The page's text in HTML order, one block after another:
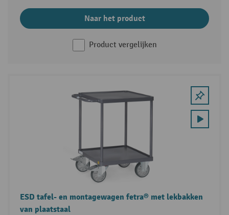
Naar het product
Product vergelijken
ESD tafel- en montagewagen fetra® met lekbakken
van plaatstaal